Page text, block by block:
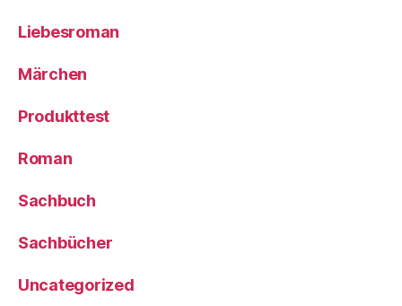
Liebesroman
Märchen
Produkttest
Roman
Sachbuch
Sachbücher
Uncategorized